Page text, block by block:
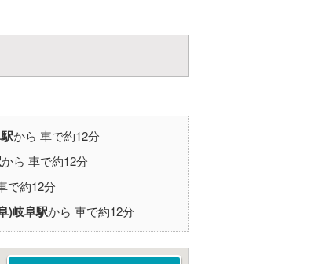
から 車で約12分
から 車で約12分
で約12分
)岐阜駅から 車で約12分